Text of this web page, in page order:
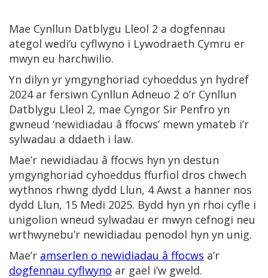
Mae Cynllun Datblygu Lleol 2 a dogfennau
ategol wedi’u cyflwyno i Lywodraeth Cymru er
mwyn eu harchwilio.
Yn dilyn yr ymgynghoriad cyhoeddus yn hydref
2024 ar fersiwn Cynllun Adneuo 2 o’r Cynllun
Datblygu Lleol 2, mae Cyngor Sir Penfro yn
gwneud ‘newidiadau â ffocws’ mewn ymateb i’r
sylwadau a ddaeth i law.
Mae’r newidiadau â ffocws hyn yn destun
ymgynghoriad cyhoeddus ffurfiol dros chwech
wythnos rhwng dydd Llun, 4 Awst a hanner nos
dydd Llun, 15 Medi 2025. Bydd hyn yn rhoi cyfle i
unigolion wneud sylwadau er mwyn cefnogi neu
wrthwynebu’r newidiadau penodol hyn yn unig.
Mae’r amserlen o newidiadau â ffocws a’r
dogfennau cyflwyno ar gael i’w gweld.